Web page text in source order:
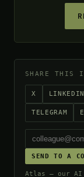
SHARE THIS
X LINKEDIN
TELEGRAM
SEND TO A
Atlas — our